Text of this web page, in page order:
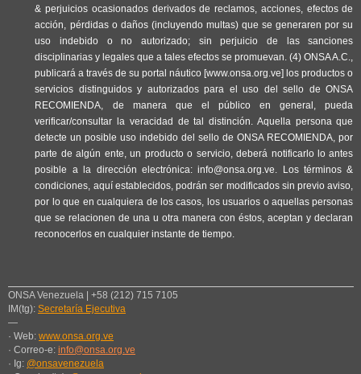
& perjuicios ocasionados derivados de reclamos, acciones, efectos de
acción, pérdidas o daños (incluyendo multas) que se generaren por su
uso indebido o no autorizado; sin perjuicio de las sanciones
disciplinarias y legales que a tales efectos se promuevan. (4) ONSA A.C.,
publicará a través de su portal náutico [www.onsa.org.ve] los productos o
servicios distinguidos y autorizados para el uso del sello de ONSA
RECOMIENDA, de manera que el público en general, pueda
verificar/consultar la veracidad de tal distinción. Aquella persona que
detecte un posible uso indebido del sello de ONSA RECOMIENDA, por
parte de algún ente, un producto o servicio, deberá notificarlo lo antes
posible a la dirección electrónica: info@onsa.org.ve. Los términos &
condiciones, aquí establecidos, podrán ser modificados sin previo aviso,
por lo que en cualquiera de los casos, los usuarios o aquellas personas
que se relacionen de una u otra manera con éstos, aceptan y declaran
reconocerlos en cualquier instante de tiempo.
ONSA Venezuela | +58 (212) 715 7105
IM(tg): Secretaría Ejecutiva
—
· Web: www.onsa.org.ve
· Correo-e: info@onsa.org.ve
· Ig: @onsavenezuela